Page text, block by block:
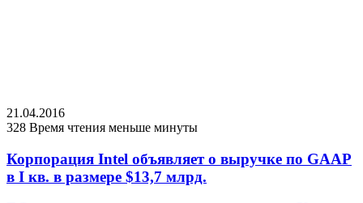
21.04.2016
328 Время чтения меньше минуты
Корпорация Intel объявляет о выручке по GAAP
в I кв. в размере $13,7 млрд.